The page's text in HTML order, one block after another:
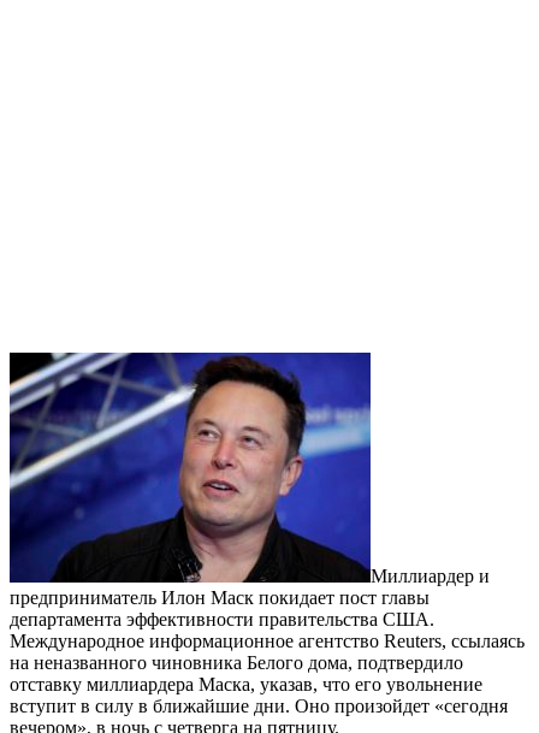
Миллиардер и
предприниматель Илон Маск покидает пост главы
департамента эффективности правительства США.
Международное информационное агентство Reuters, ссылаясь
на неназванного чиновника Белого дома, подтвердило
отставку миллиардера Маска, указав, что его увольнение
вступит в силу в ближайшие дни. Оно произойдет «сегодня
вечером», в ночь с четверга на пятницу.